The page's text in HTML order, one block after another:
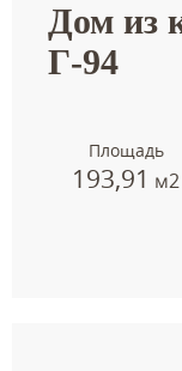
Дом из
Г-94
Площадь
193,91 м2